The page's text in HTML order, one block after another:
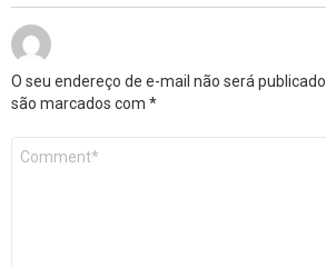
O seu endereço de e-mail não será publicado.
são marcados com *